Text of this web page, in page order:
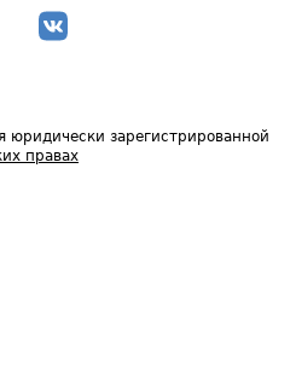
юридически зарегистрированной
правах